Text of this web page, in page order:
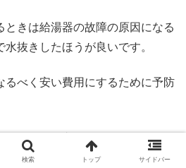
ときは給湯器の故障の原因になる
抜きしたほうが良いです。
るべく安い費用にするために予防
なら給湯器交換でホームセンター
めです。
検索 トップ サイドバー